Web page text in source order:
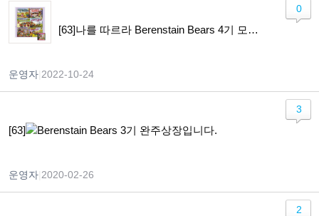
[63]나를 따르라 Berenstain Bears 4기 모집합니다!
운영자 2022-10-24
0
[63] Berenstain Bears 3기 완주상장입니다.
운영자 2020-02-26
3
2